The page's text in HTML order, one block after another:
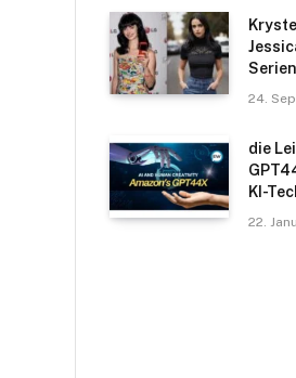
24.
die
KI-
22.